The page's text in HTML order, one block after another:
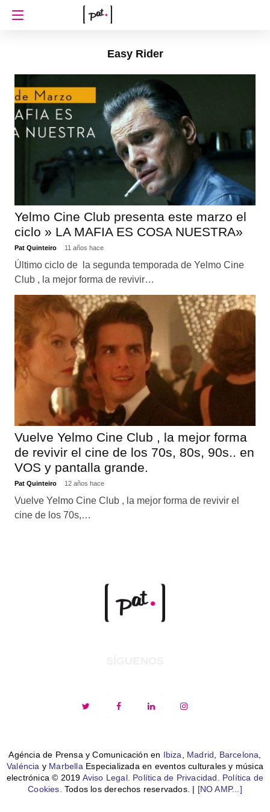
Easy Rider
Yelmo Cine Club presenta este marzo el
ciclo » LA MAFIA ES COSA NUESTRA»
Pat Quinteiro 11 años hace
Último ciclo de la segunda temporada de Yelmo Cine
Club , la mejor forma de revivir…
Vuelve Yelmo Cine Club , la mejor forma
de revivir el cine de los 70s, 80s, 90s.. en
VOS y pantalla grande.
Pat Quinteiro 12 años hace
Vuelve Yelmo Cine Club , la mejor forma de revivir el
cine de los 70s,…
Agéncia de Prensa y Comunicación en Ibiza Madrid Barcelona
Valéncia y Marbella Especializada en eventos culturales y música
electrónica © 2019 Aviso Legal. Política de Privacidad.
Política de
Cookies. Todos los derechos reservados. | [NO AMP...]